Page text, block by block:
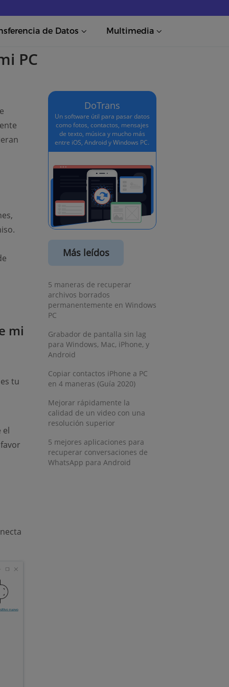
de Datos Multimedia
PC
mi
tu
el
DoTrans
Un software útil para pasar datos
como fotos, contactos, mensajes
de texto, música y mucho más
entre iOS, Android y Windows PC.
Más leídos
5 maneras de recuperar
archivos borrados
permanentemente en Windows
PC
Grabador de pantalla sin lag
para Windows, Mac, iPhone, y
Android
Copiar contactos iPhone a PC
en 4 maneras (Guía 2020)
Mejorar rápidamente la
calidad de un video con una
resolución superior
5 mejores aplicaciones para
recuperar conversaciones de
WhatsApp para Android